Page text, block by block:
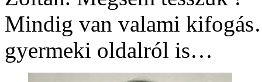
Mindig van valami
gyermeki oldalról is…